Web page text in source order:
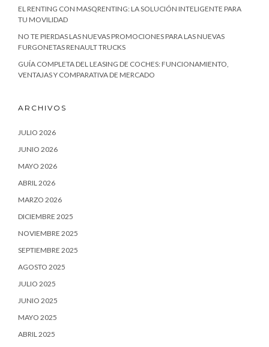
EL RENTING CON MASQRENTING: LA SOLUCIÓN INTELIGENTE PARA
TU MOVILIDAD
NO TE PIERDAS LAS NUEVAS PROMOCIONES PARA LAS NUEVAS
FURGONETAS RENAULT TRUCKS
GUÍA COMPLETA DEL LEASING DE COCHES: FUNCIONAMIENTO,
VENTAJAS Y COMPARATIVA DE MERCADO
ARCHIVOS
JULIO 2026
JUNIO 2026
MAYO 2026
ABRIL 2026
MARZO 2026
DICIEMBRE 2025
NOVIEMBRE 2025
SEPTIEMBRE 2025
AGOSTO 2025
JULIO 2025
JUNIO 2025
MAYO 2025
ABRIL 2025